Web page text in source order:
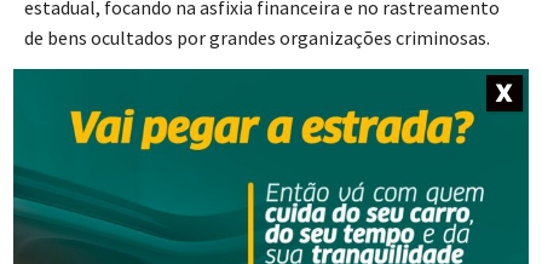
estadual, focando na asfixia financeira e no rastreamento
de bens ocultados por grandes organizações criminosas.
A nova estrutura operará sob um moderno regime
jurídico que prevê o autofinanciamento da segurança
pública, uma vez que parcela dos ativos e bens
confiscados dos criminosos pelas investigações da
instituição será legalmente revertida para o
reaparelhamento tecnológico e fomento operacional da
X